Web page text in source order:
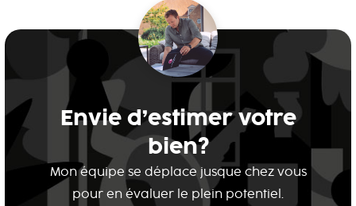
Envie d’estimer votre
bien?
Mon équipe se déplace jusque chez vous
pour en évaluer le plein potentiel.